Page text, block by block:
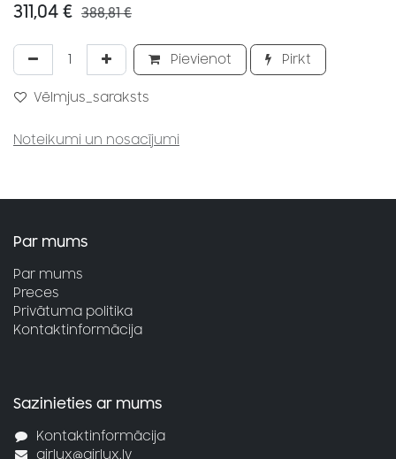
311,04 € 388,81€
Pievienot Pirkt
Vēlmjus_saraksts
Noteikumi un nosacījumi
Par mums
Par mums
Preces
Privātuma politika
Kontaktinformācija
Sazinieties ar mums
Kontaktinformācija
airlux@airlux.lv